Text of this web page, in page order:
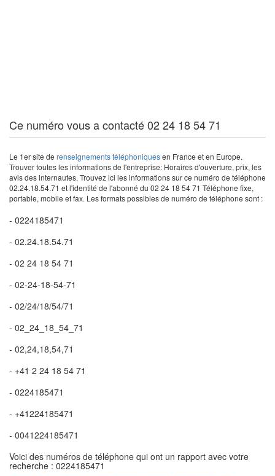
Ce numéro vous a contacté 02 24 18 54 71
Le 1er site de renseignements téléphoniquesen France et en Europe.
Trouver toutes les informations de l'entreprise: Horaires d'ouverture, prix, les
avis des internautes. Trouvez ici les informations sur ce numéro de téléphone
02.24.18.54.71 et l'identité de l'abonné du 02 24 18 54 71 Téléphone fixe,
portable, mobile et fax. Les formats possibles de numéro de téléphone sont :
- 0224185471
- 02.24.18.54.71
- 02 24 18 54 71
- 02-24-18-54-71
- 02/24/18/54/71
- 02_24_18_54_71
- 02,24,18,54,71
- +41 2 24 18 54 71
- 0224185471
- +41224185471
- 0041224185471
Voici des numéros de téléphone qui ont un rapport avec votre
recherche : 0224185471